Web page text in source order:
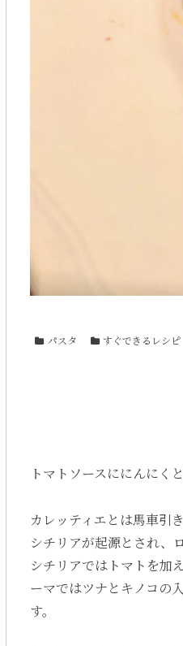
パスタ すぐできるレシピ
トマトソースににんにく
カレッティエとは馬車引
シチリアが起源とされ、
シチリアではトマトを加
ーマではツナとキノコの
す。